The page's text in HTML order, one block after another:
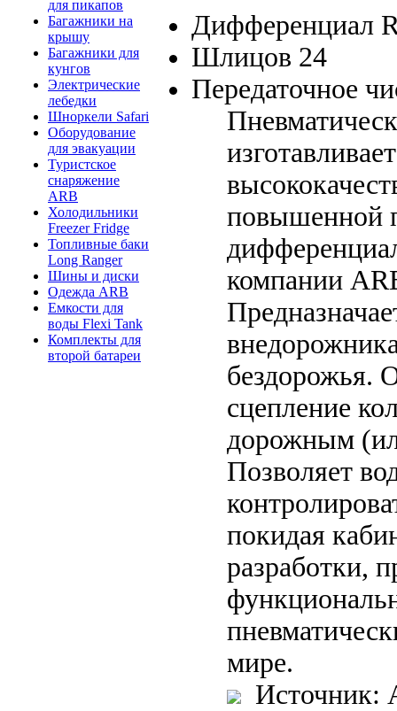
для пикапов
Багажники на
крышу
Багажники для
кунгов
Электрические
лебедки
Шноркели Safari
Оборудование
для эвакуации
Туристское
снаряжение
ARB
Холодильники
Freezer Fridge
Топливные баки
Long Ranger
Шины и диски
Одежда ARB
Емкости для
воды Flexi Tank
Комплекты для
второй батареи
Дифференциал
Шлицов 24
Передаточное
повышенной
компании
бездорожья.
сцепление
дорожным
Позволяет
покидая
разработки,
мире.
Источник: